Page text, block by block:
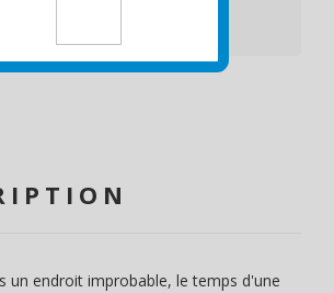
un endroit improbable, le temps d'une